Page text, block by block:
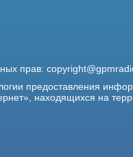
прав:
предоставления
находящихся на